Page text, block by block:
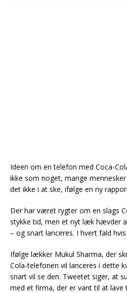
Ideen om en telefon med Coca-
ikke som noget, mange
det ikke i at ske, ifølge en ny
Der har været rygter om en slags
stykke tid, men et nyt læk hævder
– og snart lanceres. I hvert fald
Ifølge lækker Mukul Sharma, der
Cola-telefonen vil lanceres i dette
snart vil se den. Tweetet siger, at
med et firma, der er vant til at